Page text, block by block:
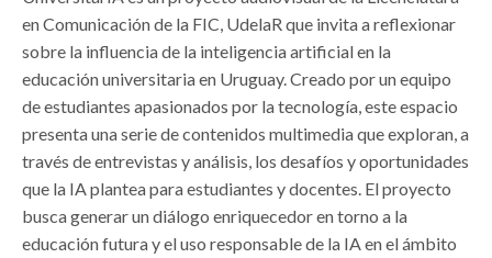
en Comunicación de la FIC, UdelaR que invita a reflexionar
sobre la influencia de la inteligencia artificial en la
educación universitaria en Uruguay. Creado por un equipo
de estudiantes apasionados por la tecnología, este espacio
presenta una serie de contenidos multimedia que exploran, a
través de entrevistas y análisis, los desafíos y oportunidades
que la IA plantea para estudiantes y docentes. El proyecto
busca generar un diálogo enriquecedor en torno a la
educación futura y el uso responsable de la IA en el ámbito